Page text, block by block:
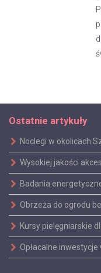
Ostatnie artykuły
Noclegi w okolicach
Wysokiej jakości
Badania
Obrzeża do ogrodu
Kursy pielęgniarskie
Opłacalne